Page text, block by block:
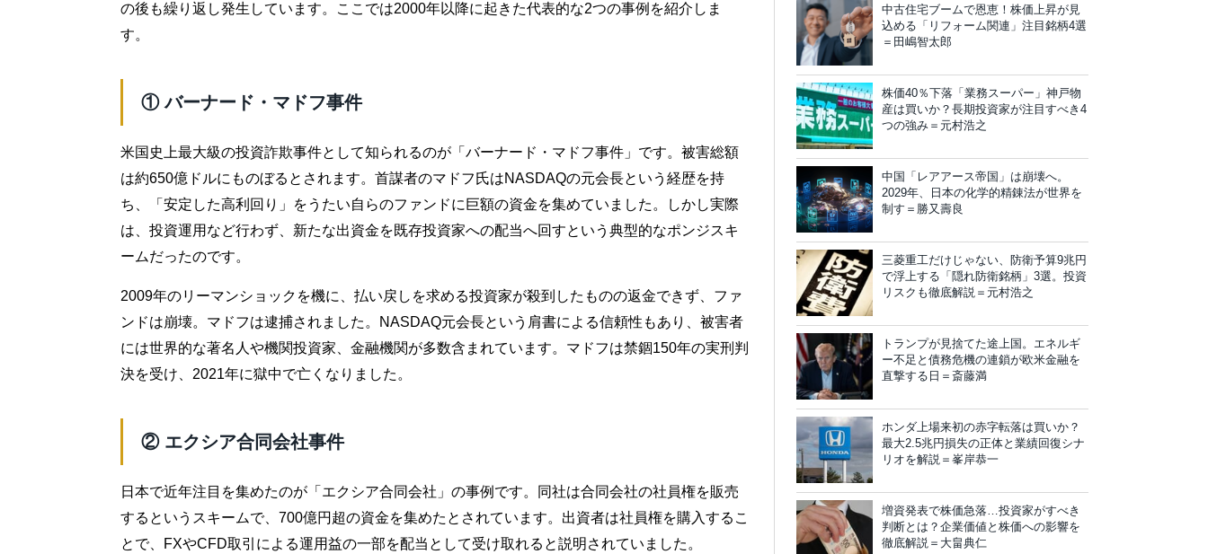
の後も繰り返し発生しています。ここでは2000年以降に起きた代表的な2つの事例を紹介しま
す。
① バーナード・マドフ事件
米国史上最大級の投資詐欺事件として知られるのが「バーナード・マドフ事件」です。被害総額
は約650億ドルにものぼるとされます。首謀者のマドフ氏はNASDAQの元会長という経歴を持
ち、「安定した高利回り」をうたい自らのファンドに巨額の資金を集めていました。しかし実際
は、投資運用など行わず、新たな出資金を既存投資家への配当へ回すという典型的なポンジスキ
ームだったのです。
2009年のリーマンショックを機に、払い戻しを求める投資家が殺到したものの返金できず、ファ
ンドは崩壊。マドフは逮捕されました。NASDAQ元会長という肩書による信頼性もあり、被害者
には世界的な著名人や機関投資家、金融機関が多数含まれています。マドフは禁錮150年の実刑判
決を受け、2021年に獄中で亡くなりました。
② エクシア合同会社事件
日本で近年注目を集めたのが「エクシア合同会社」の事例です。同社は合同会社の社員権を販売
するというスキームで、700億円超の資金を集めたとされています。出資者は社員権を購入するこ
とで、FXやCFD取引による運用益の一部を配当として受け取れると説明されていました。
中古住宅ブームで恩恵！株価上昇が見
込める「リフォーム関連」注目銘柄4選
＝田嶋智太郎
株価40％下落「業務スーパー」神戸物
産は買いか？長期投資家が注目すべき4
つの強み＝元村浩之
中国「レアアース帝国」は崩壊へ。
2029年、日本の化学的精錬法が世界を
制す＝勝又壽良
三菱重工だけじゃない、防衛予算9兆円
で浮上する「隠れ防衛銘柄」3選。投資
リスクも徹底解説＝元村浩之
トランプが見捨てた途上国。エネルギ
ー不足と債務危機の連鎖が欧米金融を
直撃する日＝斎藤満
ホンダ上場来初の赤字転落は買いか？
最大2.5兆円損失の正体と業績回復シナ
リオを解説＝峯岸恭一
増資発表で株価急落…投資家がすべき
判断とは？企業価値と株価への影響を
徹底解説＝大畠典仁